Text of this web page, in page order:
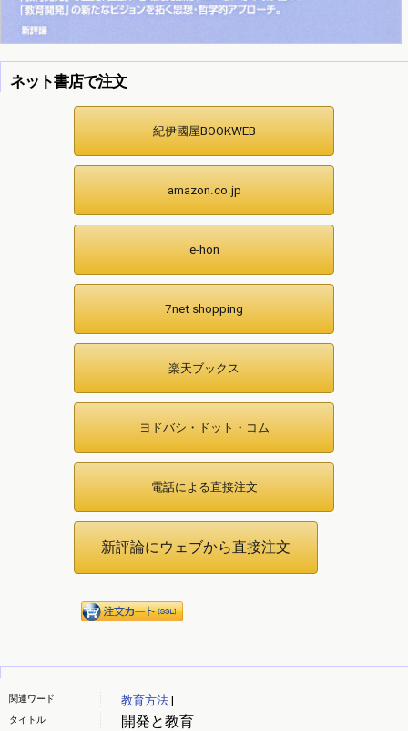
ネット書店で注文
紀伊國屋BOOKWEB
amazon.co.jp
e-hon
7net shopping
楽天ブックス
ヨドバシ・ドット・コム
電話による直接注文
関連ワード 教育方法|
開発と教育
タイトル